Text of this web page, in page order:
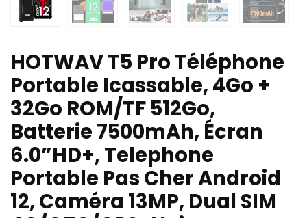
HOTWAV T5 Pro Téléphone
Portable Icassable, 4Go +
32Go ROM/TF 512Go,
Batterie 7500mAh, Écran
6.0”HD+, Telephone
Portable Pas Cher Android
12, Caméra 13MP, Dual SIM